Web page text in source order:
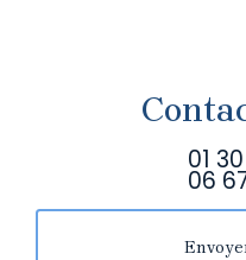
01
06